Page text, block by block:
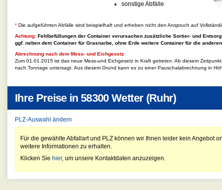
sonstige Abfälle
* Die aufgeführten Abfälle sind beispielhaft und erheben nicht den Anspruch auf
Achtung: Fehlbefüllungen der Container verursachen zusätzliche Sortier- und
ggf. neben dem Container für Grasnarbe, ohne Erde weitere Container für die
Abrechnung nach dem Mess- und Eichgesetz
Zum 01.01.2015 ist das neue Mess-und Eichgesetz in Kraft getreten. Ab diesem
nach Tonnage untersagt. Aus diesem Grund kann es zu einer Pauschalabrechnung in
Ihre Preise in58300 Wetter (Ruhr)
PLZ-Auswahl ändern
Für die gewählte Abfallart und PLZ können wir Ihnen leider kein Angebot
weitere Informationen zu erhalten.
Klicken Sie hier, um unsere Kontaktdaten anzuzeigen.